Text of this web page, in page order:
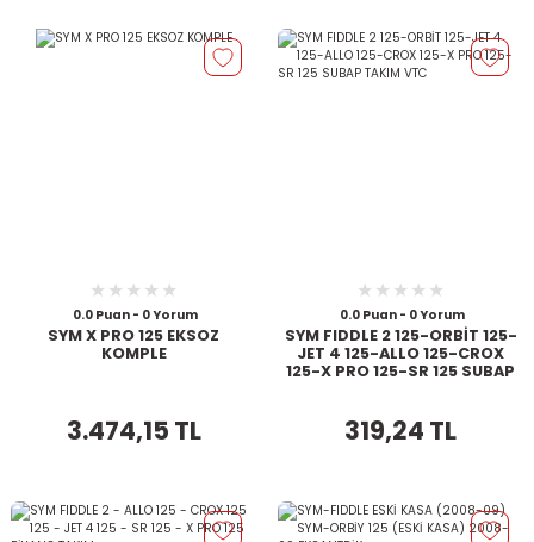
0.0 Puan - 0 Yorum
SYM X PRO 125 EKSOZ
KOMPLE
3.474,15 TL
0.0 Puan - 0 Yorum
SYM FIDDLE 2 125-ORBİT 125-
JET 4 125-ALLO 125-CROX
125-X PRO 125-SR 125 SUBAP
319,24 TL